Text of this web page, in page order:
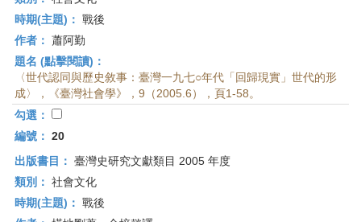
時期(主題)： 戰後
作者： 蕭阿勤
題名 (點擊閱讀)：
〈世代認同與歷史敘事：臺灣一九七○年代「回歸現實」世代的形
成〉，《臺灣社會學》，9（2005.6），頁1-58。
勾選：
編號： 20
出版書目： 臺灣史研究文獻類目 2005 年度
類別： 社會文化
時期(主題)： 戰後